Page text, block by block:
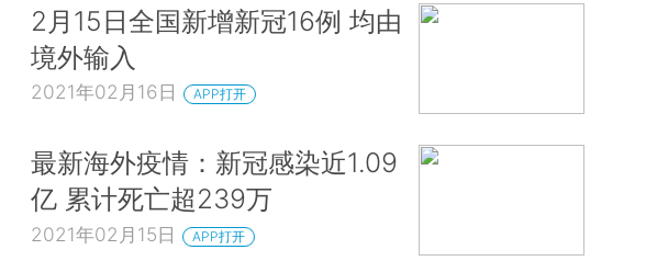
2月15日全国新增新冠16例 均由
境外输入
2021年02月16日 APP打开
最新海外疫情：新冠感染近1.09
亿 累计死亡超239万
2021年02月15日 APP打开